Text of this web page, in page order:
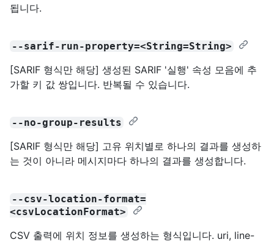
됩니다.
--sarif-run-property=<String=String>
[SARIF 형식만 해당] 생성된 SARIF '실행' 속성 모음에 추
가할 키 값 쌍입니다. 반복될 수 있습니다.
--no-group-results
[SARIF 형식만 해당] 고유 위치별로 하나의 결과를 생성하
는 것이 아니라 메시지마다 하나의 결과를 생성합니다.
--csv-location-format=
<csvLocationFormat>
CSV 출력에 위치 정보를 생성하는 형식입니다. uri, line-